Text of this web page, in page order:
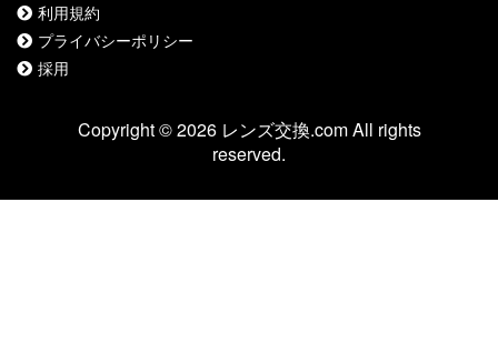
利用規約
プライバシーポリシー
採用
Copyright © 2026 レンズ交換.com All rights
reserved.